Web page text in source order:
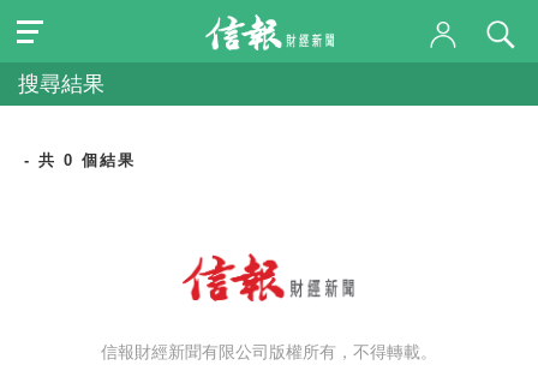
搜尋結果
- 共 0 個結果
信報財經新聞有限公司版權所有，不得轉載。